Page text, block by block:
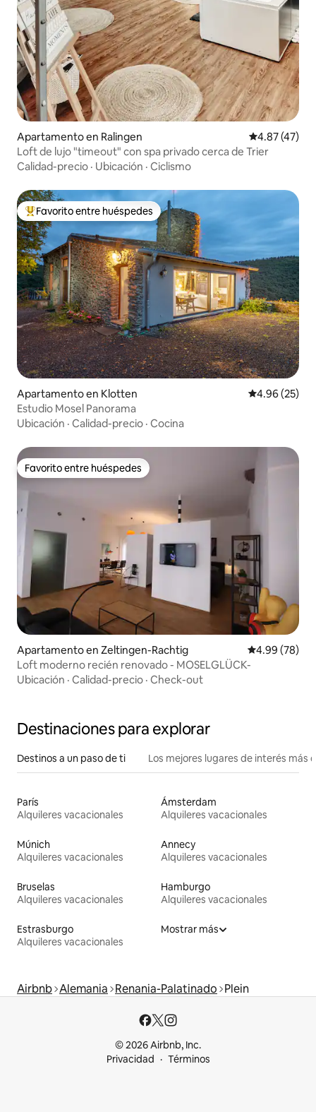
Apartamento en Ralingen Calificación
4.87 (47)
Loft de lujo "timeout" con spa privado cerca de Trier
Calidad-precio · Ubicación · Ciclismo
Favorito entre huéspedes preferido
Favorito entre huéspedes
Apartamento en Klotten Calificación
4.96 (25)
Estudio Mosel Panorama
Ubicación · Calidad-precio · Cocina
Favorito entre huéspedes
Favorito entre huéspedes
Apartamento en Zeltingen-Rachtig Calificación
4.99 (78)
Loft moderno recién renovado - MOSELGLÜCK-
Ubicación · Calidad-precio · Check-out
Destinaciones para explorar
Destinos a un paso de ti Los mejores lugares de interés más
París
Alquileres vacacionales
Ámsterdam
Alquileres vacacionales
Múnich
Alquileres vacacionales
Annecy
Alquileres vacacionales
Bruselas
Alquileres vacacionales
Hamburgo
Alquileres vacacionales
Estrasburgo
Alquileres vacacionales
Mostrar más
Airbnb Alemania Renania-Palatinado Plein
© 2026 Airbnb, Inc.
Privacidad
Términos